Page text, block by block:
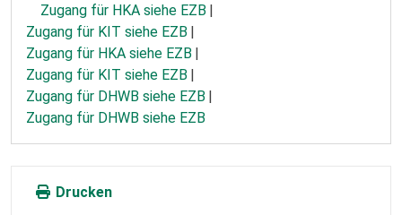
Zugang für HKA siehe EZB
Zugang für KIT siehe EZB
Zugang für HKA siehe EZB
Zugang für KIT siehe EZB
Zugang für DHWB siehe EZB
Zugang für DHWB siehe EZB
Drucken